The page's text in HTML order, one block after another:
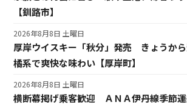
【釧路市】
厚岸ウイスキー「秋分」発売 きょうか
橘系で爽快な味わい【厚岸町】
2026年8月8日 土曜日
横断幕掲げ乗客歓迎 ＡＮＡ伊丹線季節
2026年8月8日 土曜日